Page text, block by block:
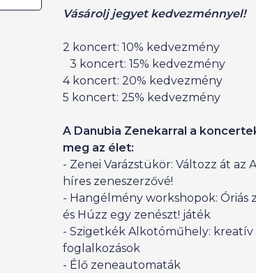
Vásárolj jegyet kedvezménnyel!
2 koncert: 10% kedvezmény
3 koncert: 15% kedvezmény
4 koncert: 20% kedvezmény
5 koncert: 25% kedvezmény
A Danubia Zenekarral a
meg az élet:
- Zenei Varázstükör: Változz át az
híres zeneszerzővé!
- Hangélmény workshopok: Óriás
és Húzz egy zenészt! játék
- Szigetkék Alkotóműhely: kreatív
foglalkozások
- Élő zeneautomaták